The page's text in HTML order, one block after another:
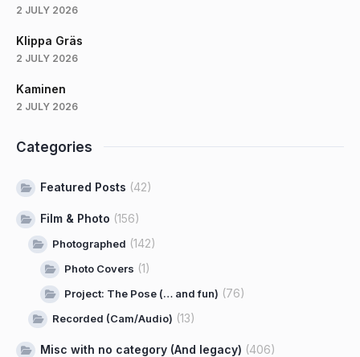
2 JULY 2026
Klippa Gräs
2 JULY 2026
Kaminen
2 JULY 2026
Categories
Featured Posts (42)
Film & Photo (156)
Photographed (142)
Photo Covers (1)
Project: The Pose (… and fun) (76)
Recorded (Cam/Audio) (13)
Misc with no category (And legacy) (406)